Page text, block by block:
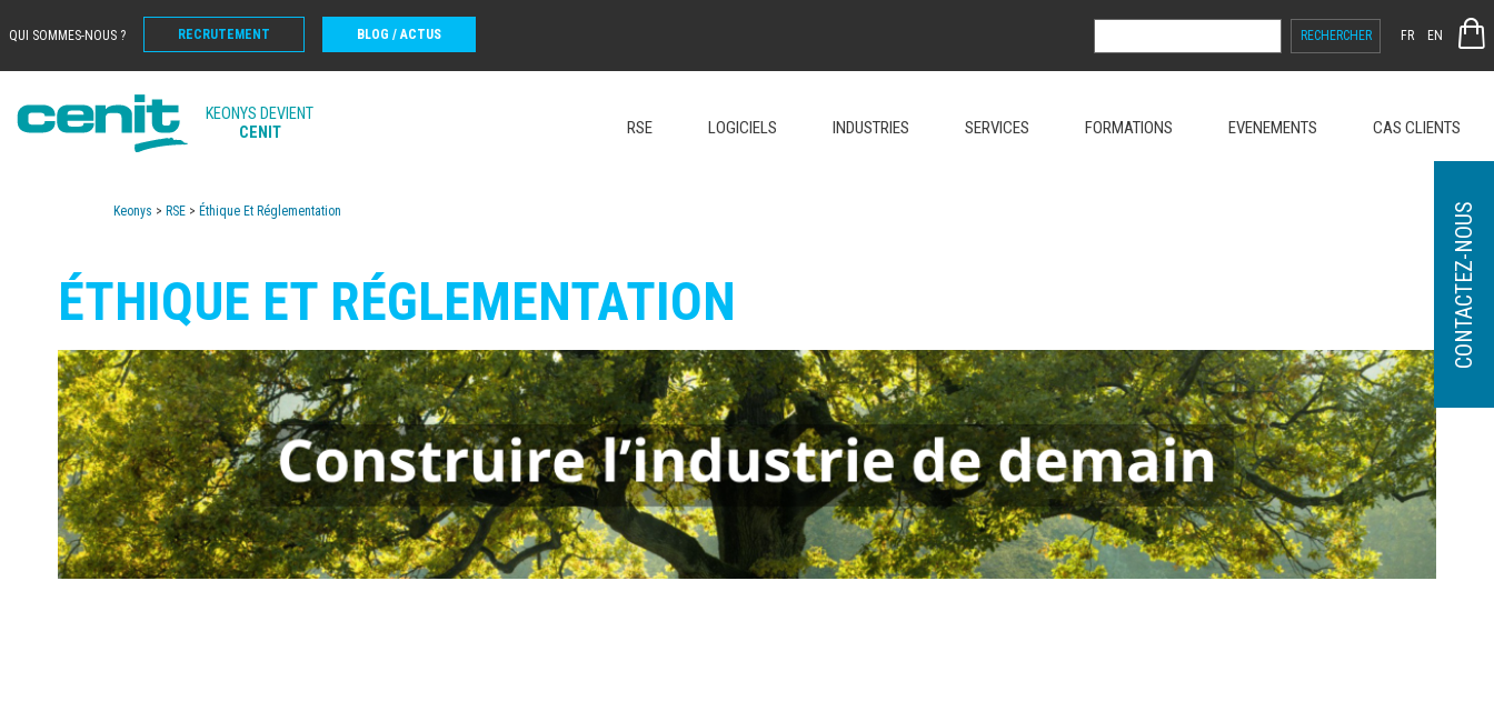
QUI SOMMES-NOUS ? RECRUTEMENT BLOG / ACTUS
RECHERCHER :
FR EN
KEONYS DEVIENT
CENIT
RSE LOGICIELS INDUSTRIES SERVICES FORMATIONS EVENEMENTS CAS CLIENTS
CONTACTEZ-NOUS
Keonys > RSE > Éthique Et Réglementation
ÉTHIQUE ET RÉGLEMENTATION